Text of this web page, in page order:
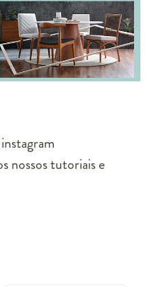
nossos tutoriais e